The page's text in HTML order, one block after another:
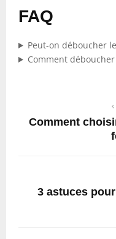
FAQ
Peut-on déboucher
Comment
Comment
3 astuces